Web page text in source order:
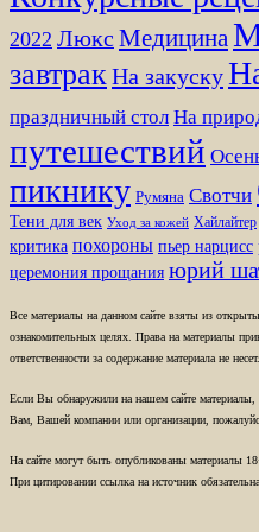
2022 Люкс Медицина
завтракНа закуску
праздничный стол На
путешествий
пикнику Румяна Свотчи
Тени для век Уход за кожей Хайлайтер
критика похороны пьер нарцисс
церемония прощания юрий
Все материалы на данном сайте взяты из
ознакомительных целях. Права на материалы
ответственности за содержание материала не несет.
Если Вы обнаружили на нашем сайте
Вам, Вашей компании или организации,
На сайте могут быть опубликованы материалы
При цитировании ссылка на источник